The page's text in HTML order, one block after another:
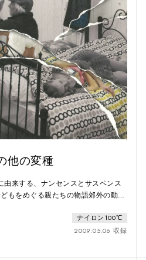
他の変種
由来する、ナンセンスとサスペンス
もをめぐる親たちの物語郊外の動物
。その息子・ケンタロウ（みのすけ）
で不登校中だ。彼をめぐり、新任の家
ナイロン100℃
2009.05.06 収録